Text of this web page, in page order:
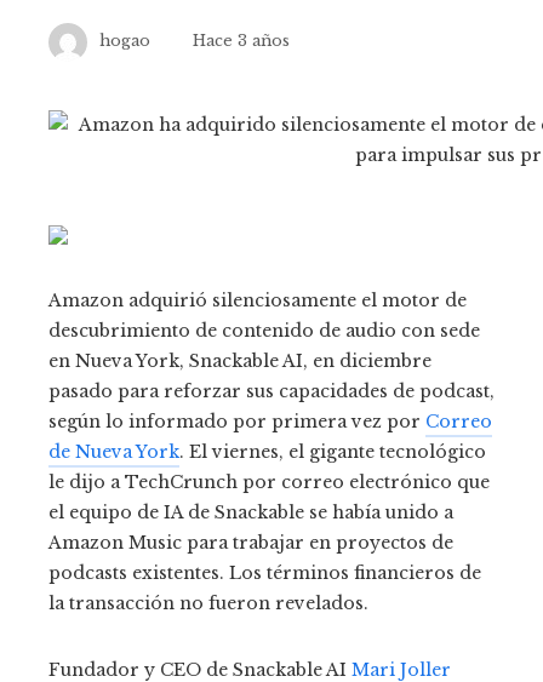
hogao Hace 3 años
Amazon adquirió silenciosamente el motor de
descubrimiento de contenido de audio con sede
en Nueva York, Snackable AI, en diciembre
pasado para reforzar sus capacidades de podcast,
según lo informado por primera vez por Correo
de Nueva York. El viernes, el gigante tecnológico
le dijo a TechCrunch por correo electrónico que
el equipo de IA de Snackable se había unido a
Amazon Music para trabajar en proyectos de
podcasts existentes. Los términos financieros de
la transacción no fueron revelados.
Fundador y CEO de Snackable AI Mari Joller